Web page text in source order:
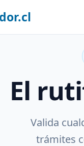
El
Valida
trámites